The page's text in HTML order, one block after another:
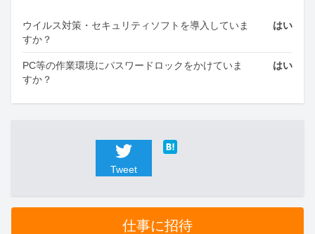
ウイルス対策・セキュリティソフトを導入していま
すか？
はい
PC等の作業環境にパスワードロックをかけていま
すか？
はい
Tweet
仕事に招待